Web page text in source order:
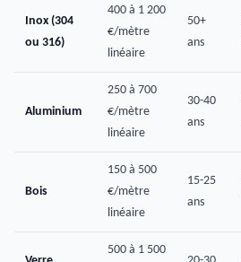
Inox (304
ou 316)
400 à 1 200
€/mètre
linéaire
50+
ans
Aluminium
250 à 700
€/mètre
linéaire
30-40
ans
Bois
150 à 500
€/mètre
linéaire
15-25
ans
500 à 1 500